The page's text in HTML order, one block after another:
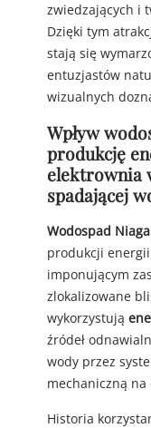
zwiedzających i
Dzięki tym
stają się
entuzjastów
wizualnych
Wpływ
produkcję
elektrownia
spadającej
Wodospad
produkcji
imponującym
zlokalizowane
wykorzystują
źródeł
wody przez
mechaniczną na
Historia